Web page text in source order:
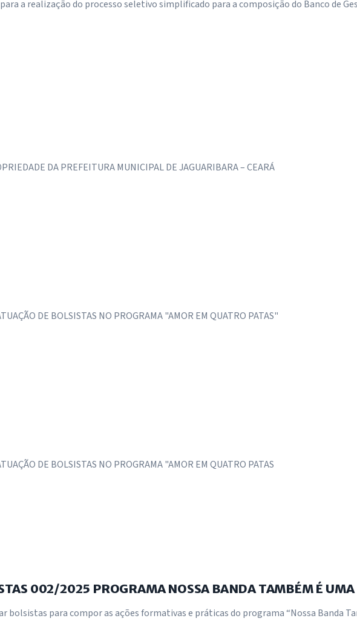
a realização do processo seletivo simplificado para a composição do Banco de
DA PREFEITURA MUNICIPAL DE JAGUARIBARA – CEARÁ
DE BOLSISTAS NO PROGRAMA "AMOR EM QUATRO PATAS"
DE BOLSISTAS NO PROGRAMA "AMOR EM QUATRO PATAS
002/2025 PROGRAMA NOSSA BANDA TAMBÉM É UMA
para compor as ações formativas e práticas do programa “Nossa Banda